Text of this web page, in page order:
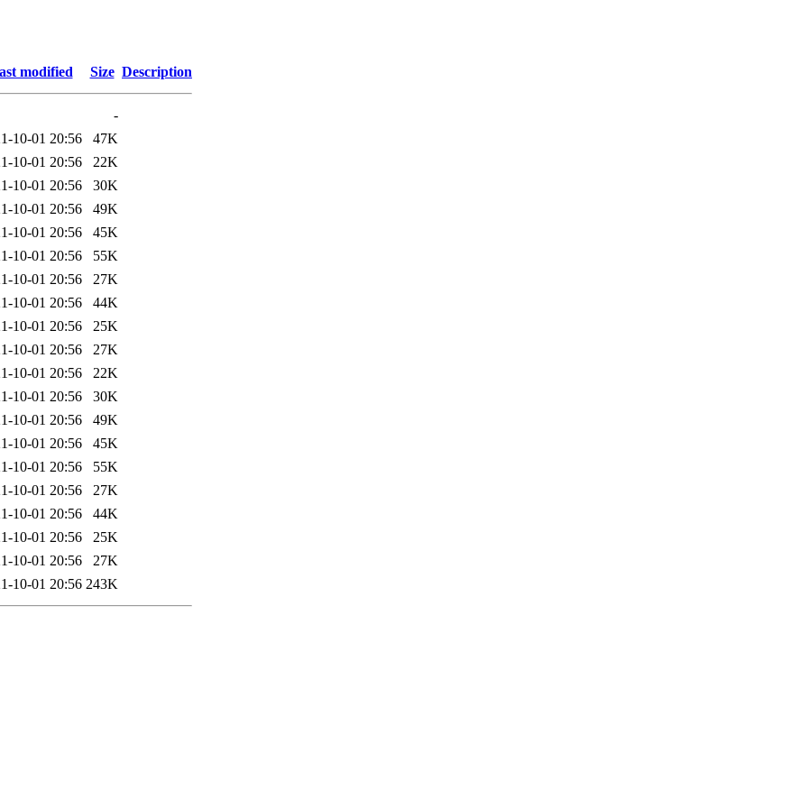
modified Size Description
-
10-01 20:56
47K
10-01 20:56
22K
10-01 20:56
30K
10-01 20:56
49K
10-01 20:56
45K
10-01 20:56
55K
10-01 20:56
27K
10-01 20:56
44K
10-01 20:56
25K
10-01 20:56
27K
10-01 20:56
22K
10-01 20:56
30K
10-01 20:56
49K
10-01 20:56
45K
10-01 20:56
55K
10-01 20:56
27K
10-01 20:56
44K
10-01 20:56
25K
10-01 20:56
27K
10-01 20:56 243K